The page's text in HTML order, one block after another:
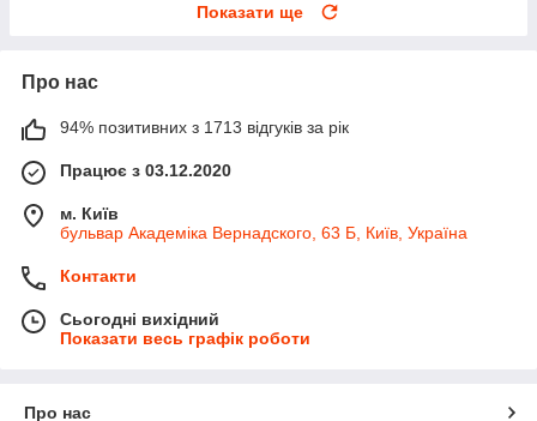
Показати ще
Про нас
94% позитивних з 1713 відгуків за рік
Працює з 03.12.2020
м. Київ
бульвар Академіка Вернадского, 63 Б, Київ, Україна
Контакти
Сьогодні вихідний
Показати весь графік роботи
Про нас